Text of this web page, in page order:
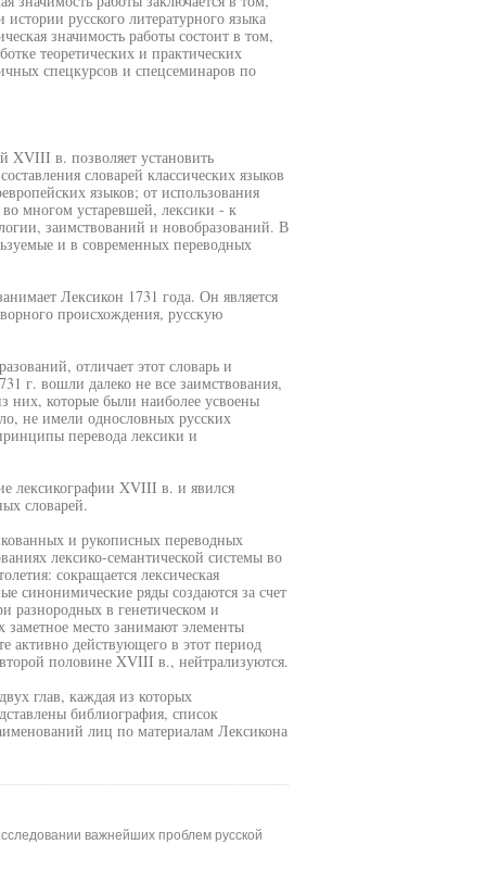
русского литературного языка
значимость работы состоит в том,
теоретических и практических
спецкурсов и спецсеминаров по
XVIII в. позволяет установить
словарей классических языков
языков; от использования
многом устаревшей, лексики - к
заимствований и новобразований. В
и в современных переводных
Лексикон 1731 года. Он является
происхождения, русскую
отличает этот словарь и
г. вошли далеко не все заимствования,
которые были наиболее усвоены
не имели однословных русских
перевода лексики и
лексикографии XVIII в. и явился
словарей.
и рукописных переводных
лексико-семантической системы во
сокращается лексическая
синонимические ряды создаются за счет
разнородных в генетическом и
заметное место занимают элементы
активно действующего в этот период
половине XVIII в., нейтрализуются.
глав, каждая из которых
библиография, список
лиц по материалам Лексикона
важнейших проблем русской